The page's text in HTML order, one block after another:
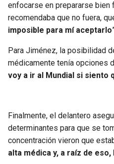
enfocarse en prepararse bien
recomendaba que no fuera,
imposible para mí aceptarlo
Para Jiménez, la posibilidad
médicamente tenía opciones
voy a ir al Mundial si siento
Finalmente, el delantero
determinantes para que se
concentración vieron que
alta médica y, a raíz de